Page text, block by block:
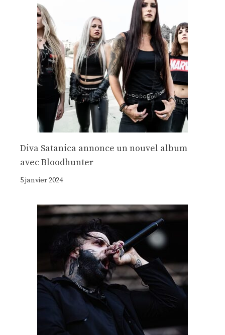
Diva Satanica annonce un nouvel album
avec Bloodhunter
5 janvier 2024